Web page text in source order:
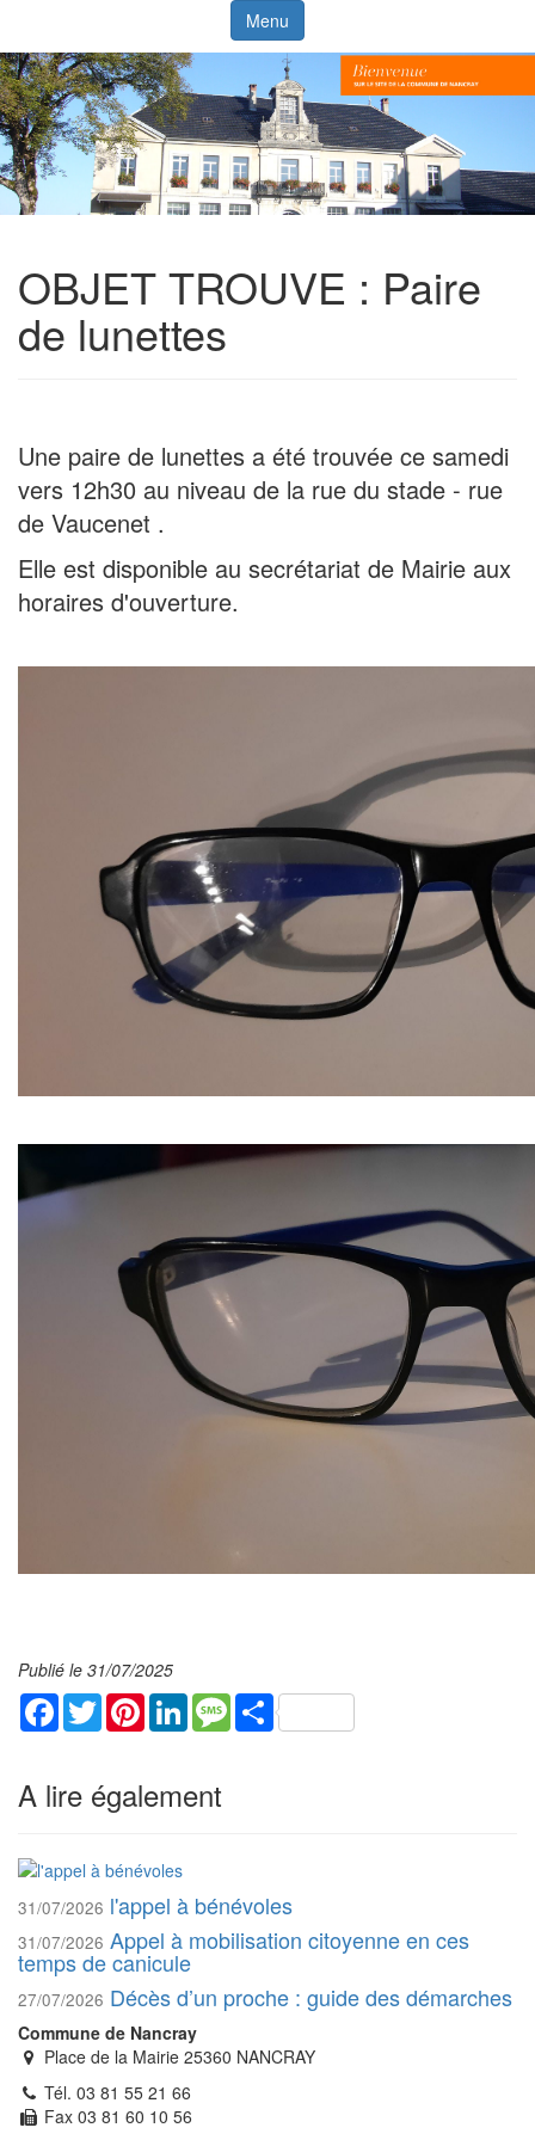
Menu
OBJET TROUVE : Paire
de lunettes
Une paire de lunettes a été trouvée ce samedi
vers 12h30 au niveau de la rue du stade - rue
de Vaucenet .
Elle est disponible au secrétariat de Mairie aux
horaires d'ouverture.
Publié le 31/07/2025
Facebook
TwitterPinterestLinkedInMessageShare
A lire également
31/07/2026 l'appel à bénévoles
31/07/2026 Appel à mobilisation citoyenne en ces
temps de canicule
27/07/2026 Décès d’un proche : guide des démarches
Commune de Nancray
Place de la Mairie 25360 NANCRAY
Tél. 03 81 55 21 66
Fax 03 81 60 10 56